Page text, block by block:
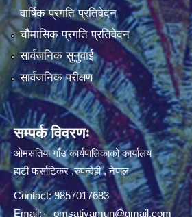
वार्षिक प्रगति प्रतिवेदन
चौमासिक प्रगति प्रतिवेदन
सार्वजनिक सुनुवाई
सार्वजनिक परीक्षण
सम्पर्क विवरणः
ओमसतिया गाँउ कार्यपालिकाको कार्यालय
हाटी फर्साटिकर ,रुपन्देही , नेपाल
Contact: 9857017683
Email:-omsatiyamun@gmail.com